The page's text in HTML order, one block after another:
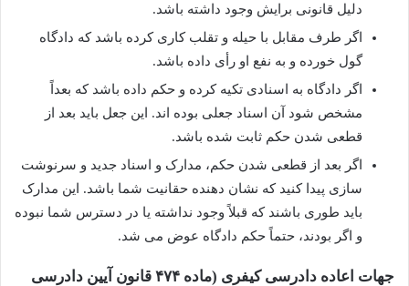
دلیل قانونی برایش وجود داشته باشد.
اگر طرف مقابل با حیله و تقلب کاری کرده باشد که دادگاه
گول خورده و به نفع او رأی داده باشد.
اگر دادگاه به اسنادی تکیه کرده و حکم داده باشد که بعداً
مشخص شود آن اسناد جعلی بوده اند. این جعل باید بعد از
قطعی شدن حکم ثابت شده باشد.
اگر بعد از قطعی شدن حکم، مدارک و اسناد جدید و سرنوشت
سازی پیدا کنید که نشان دهنده حقانیت شما باشد. این مدارک
باید طوری باشند که قبلاً وجود نداشته یا در دسترس شما نبوده
و اگر بودند، حتماً حکم دادگاه عوض می شد.
جهات اعاده دادرسی کیفری (ماده ۴۷۴ قانون آیین دادرسی